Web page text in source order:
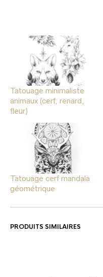
Tatouage minimaliste
animaux (cerf, renard,
fleur)
Tatouage cerf mandala
géométrique
PRODUITS SIMILAIRES